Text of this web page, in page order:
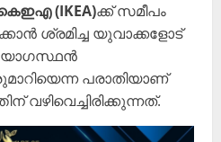
(IKEA)ക്ക് സമീപം
ശ്രമിച്ച യുവാക്കളോട്
പരാതിയാണ്
വഴിവെച്ചിരിക്കുന്നത്.